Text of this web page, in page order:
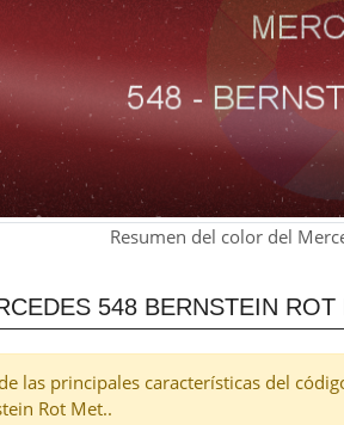
Resumen del color del
548 BERNSTEIN
las principales características del
Rot Met..